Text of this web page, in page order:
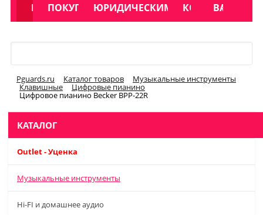
АКЦИИ
КАТАЛОГ
ПОКУПАТЕЛЯМЮРИДИЧЕСКИМ ЛИЦАМКОНТАКТЫ
УСЛУГИ
Pguards.ru Каталог товаров Музыкальные инструменты
Клавишные Цифровые пианино
Цифровое пианино Becker BPP-22R
КАТАЛОГ
Outlet - Уценка
Музыкальные инструменты
Hi-FI и домашнее аудио